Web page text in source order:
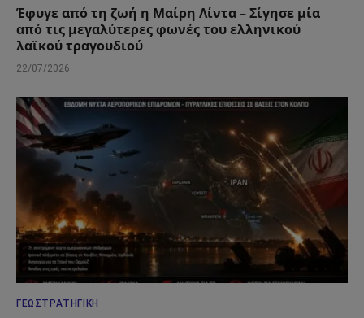
Έφυγε από τη ζωή η Μαίρη Λίντα – Σίγησε μία
από τις μεγαλύτερες φωνές του ελληνικού
λαϊκού τραγουδιού
22/07/2026
ΓΕΩΣΤΡΑΤΗΓΙΚΉ